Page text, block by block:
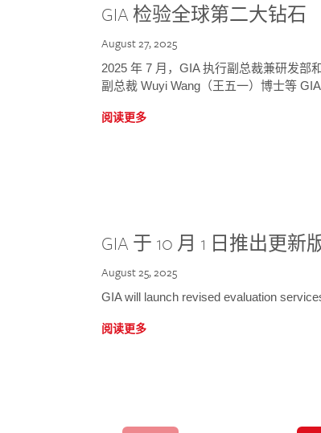
GIA 检验全球第二大钻石
August 27, 2025
2025 年 7 月，GIA 执行副总裁兼研发部
副总裁 Wuyi Wang（王五一）博士等
阅读更多
GIA 于 10 月 1 日推出更
August 25, 2025
GIA will launch revised evaluation
阅读更多